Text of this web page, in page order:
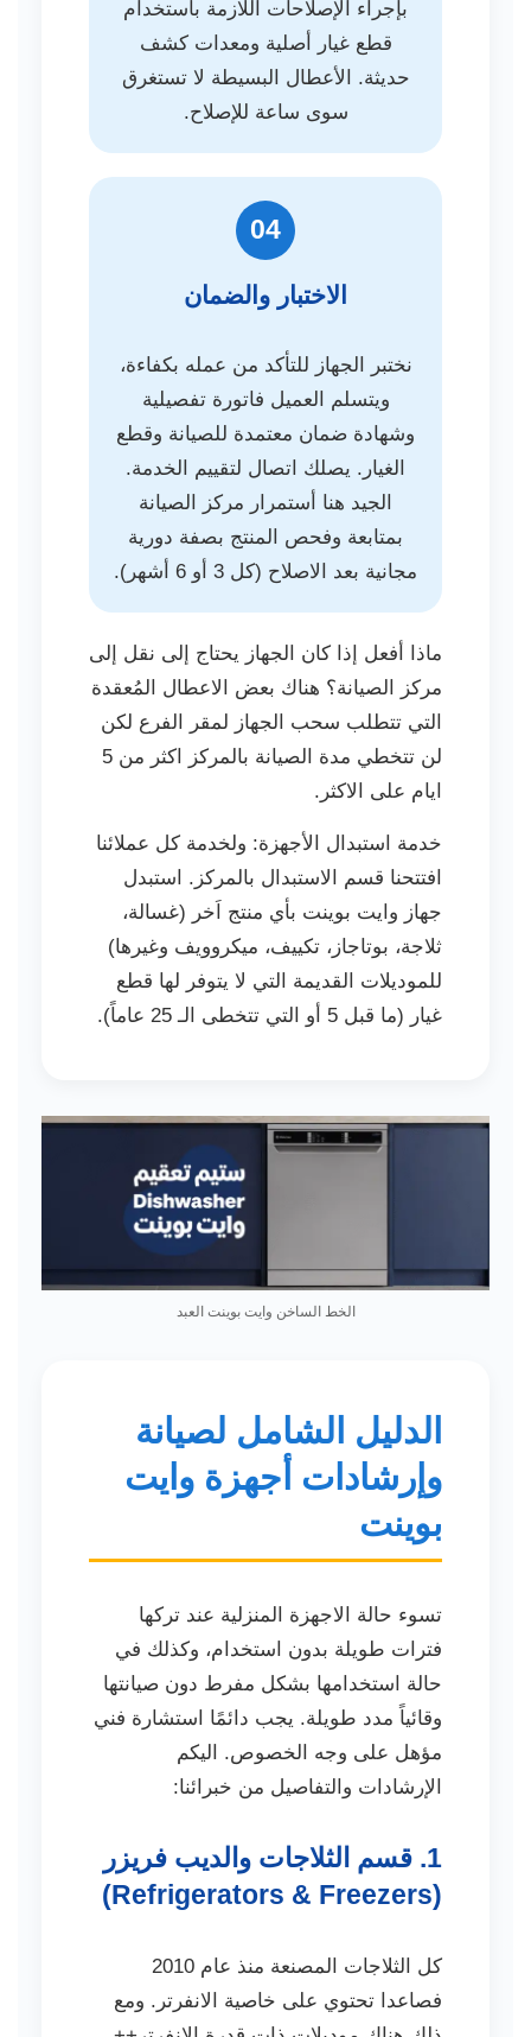
بإجراء الإصلاحات اللازمة باستخدام
قطع غيار أصلية ومعدات كشف
حديثة. الأعطال البسيطة لا تستغرق
سوى ساعة للإصلاح.
04
الاختبار والضمان
نختبر الجهاز للتأكد من عمله بكفاءة،
ويتسلم العميل فاتورة تفصيلية
وشهادة ضمان معتمدة للصيانة وقطع
الغيار. يصلك اتصال لتقييم الخدمة.
الجيد هنا أستمرار مركز الصيانة
بمتابعة وفحص المنتج بصفة دورية
مجانية بعد الاصلاح (كل 3 أو 6 أشهر).
ماذا أفعل إذا كان الجهاز يحتاج إلى نقل إلى
مركز الصيانة؟ هناك بعض الاعطال المُعقدة
التي تتطلب سحب الجهاز لمقر الفرع لكن
لن تتخطي مدة الصيانة بالمركز اكثر من 5
ايام على الاكثر.
خدمة استبدال الأجهزة: ولخدمة كل عملائنا
افتتحنا قسم الاستبدال بالمركز. استبدل
جهاز وايت بوينت بأي منتج اَخر (غسالة،
ثلاجة، بوتاجاز، تكييف، ميكروويف وغيرها)
للموديلات القديمة التي لا يتوفر لها قطع
غيار (ما قبل 5 أو التي تتخطى الـ 25 عاماً).
الخط الساخن وايت بوينت العبد
الدليل الشامل لصيانة
وإرشادات أجهزة وايت
بوينت
تسوء حالة الاجهزة المنزلية عند تركها
فترات طويلة بدون استخدام، وكذلك في
حالة استخدامها بشكل مفرط دون صيانتها
وقائياً مدد طويلة. يجب دائمًا استشارة فني
مؤهل على وجه الخصوص. اليكم
الإرشادات والتفاصيل من خبرائنا:
1. قسم الثلاجات والديب فريزر
(Refrigerators & Freezers)
كل الثلاجات المصنعة منذ عام 2010
فصاعدا تحتوي على خاصية الانفرتر. ومع